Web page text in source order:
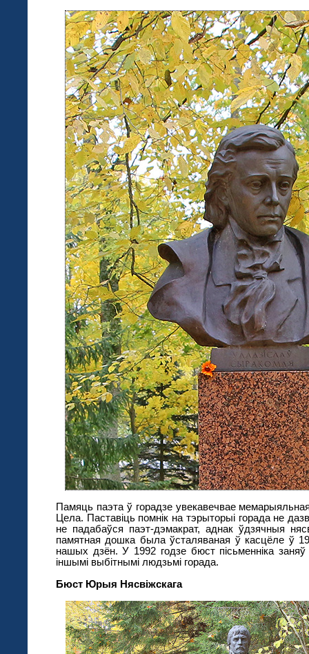
Памяць паэта ў горадзе увекавечвае
Цела. Паставіць помнік на тэрыторыі горада не
не падабаўся паэт-дэмакрат, аднак ўдзячныя
памятная дошка была ўсталяваная ў касцёле ў
нашых дзён. У 1992 годзе бюст пісьменніка
іншымі выбітнымі людзьмі горада.
Бюст Юрыя Нясвіжскага